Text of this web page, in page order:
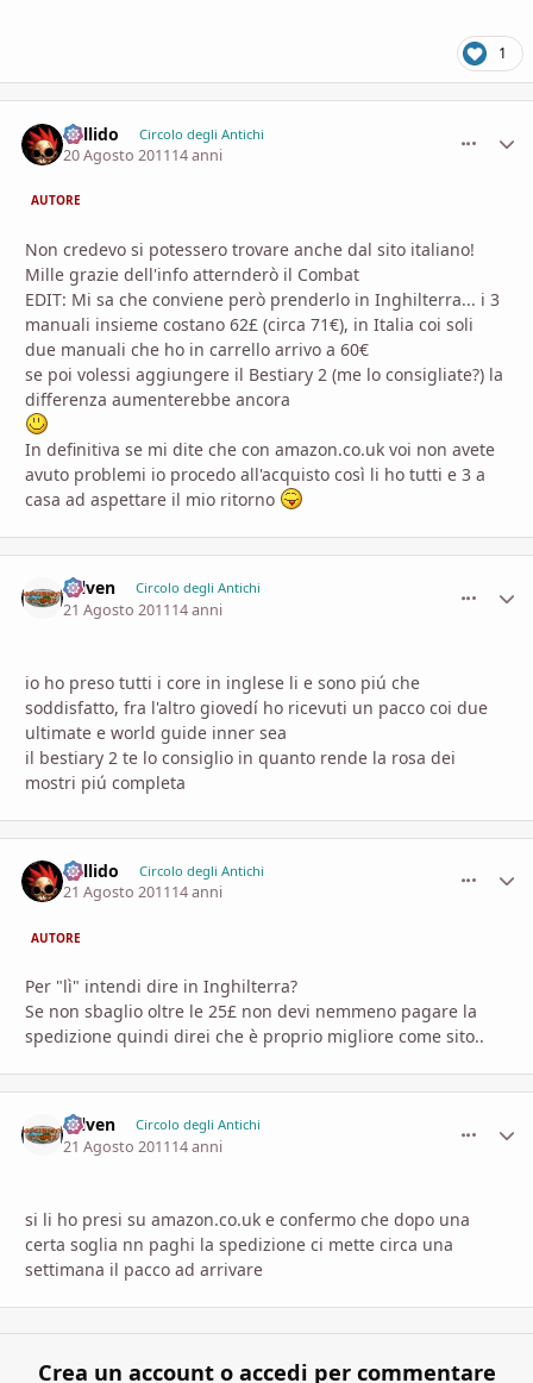
1
Callido Circolo degli Antichi
20 Agosto 201114 anni
AUTORE
Non credevo si potessero trovare anche dal sito italiano!
Mille grazie dell'info atternderò il Combat
EDIT: Mi sa che conviene però prenderlo in Inghilterra... i 3
manuali insieme costano 62£ (circa 71€), in Italia coi soli
due manuali che ho in carrello arrivo a 60€
se poi volessi aggiungere il Bestiary 2 (me lo consigliate?) la
differenza aumenterebbe ancora
In definitiva se mi dite che con amazon.co.uk voi non avete
avuto problemi io procedo all'acquisto così li ho tutti e 3 a
casa ad aspettare il mio ritorno
selven Circolo degli Antichi
21 Agosto 201114 anni
io ho preso tutti i core in inglese li e sono piú che
soddisfatto, fra l'altro giovedí ho ricevuti un pacco coi due
ultimate e world guide inner sea
il bestiary 2 te lo consiglio in quanto rende la rosa dei
mostri piú completa
Callido Circolo degli Antichi
21 Agosto 201114 anni
AUTORE
Per "lì" intendi dire in Inghilterra?
Se non sbaglio oltre le 25£ non devi nemmeno pagare la
spedizione quindi direi che è proprio migliore come sito..
selven Circolo degli Antichi
21 Agosto 201114 anni
si li ho presi su amazon.co.uk e confermo che dopo una
certa soglia nn paghi la spedizione ci mette circa una
settimana il pacco ad arrivare
Crea un account o accedi per commentare